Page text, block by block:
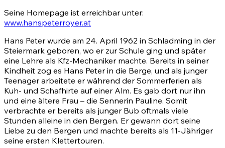
Seine Homepage ist erreichbar unter:
www.hanspeterroyer.at
Hans Peter wurde am 24. April 1962 in Schladming in der
Steiermark geboren, wo er zur Schule ging und später
eine Lehre als Kfz-Mechaniker machte. Bereits in seiner
Kindheit zog es Hans Peter in die Berge, und als junger
Teenager arbeitete er während der Sommerferien als
Kuh- und Schafhirte auf einer Alm. Es gab dort nur ihn
und eine ältere Frau – die Sennerin Pauline. Somit
verbrachte er bereits als junger Bub oftmals viele
Stunden alleine in den Bergen. Er gewann dort seine
Liebe zu den Bergen und machte bereits als 11-Jähriger
seine ersten Klettertouren.